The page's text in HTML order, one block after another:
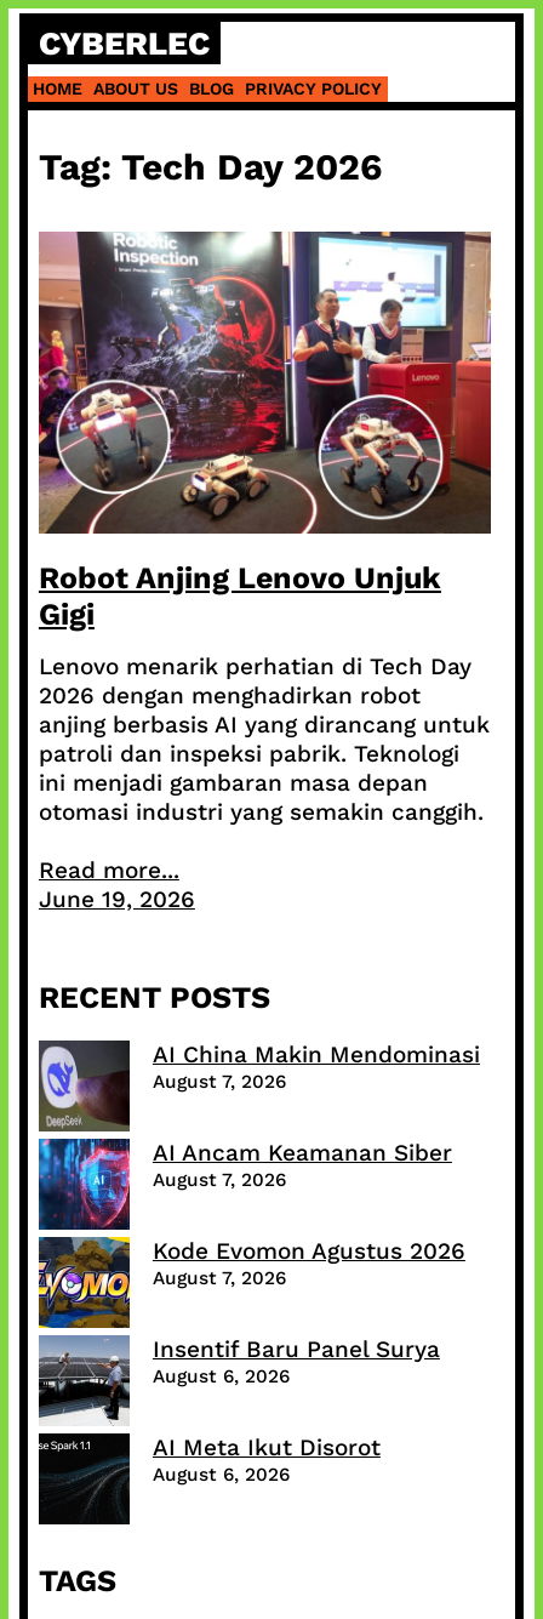
Skip
content
CYBERLEC
HOME ABOUT US BLOG PRIVACY POLICY
Tag: Tech Day 2026
Robot Anjing Lenovo Unjuk
Gigi
Lenovo menarik perhatian di Tech Day
2026 dengan menghadirkan robot
anjing berbasis AI yang dirancang untuk
patroli dan inspeksi pabrik. Teknologi
ini menjadi gambaran masa depan
otomasi industri yang semakin canggih.
Read more...
June 19, 2026
RECENT POSTS
AI China Makin Mendominasi
August 7, 2026
AI Ancam Keamanan Siber
August 7, 2026
Kode Evomon Agustus 2026
August 7, 2026
Insentif Baru Panel Surya
August 6, 2026
AI Meta Ikut Disorot
August 6, 2026
TAGS